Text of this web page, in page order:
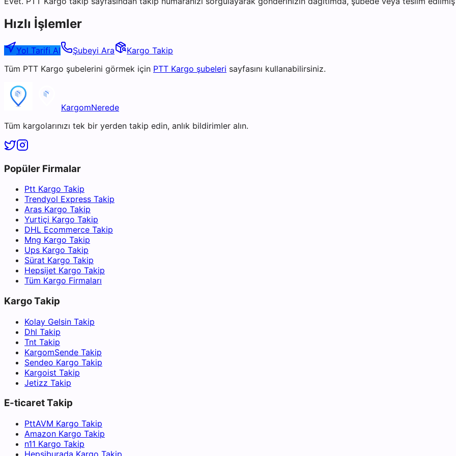
Hızlı İşlemler
Yol Tarifi Al Şubeyi Ara
Kargo Takip
Tüm PTT Kargo şubelerini görmek için PTT Kargo şubeleri sayfasını kullanabilirsiniz.
KargomNerede
Tüm kargolarınızı tek bir yerden takip edin, anlık bildirimler alın.
Popüler Firmalar
Ptt Kargo Takip
Trendyol Express Takip
Aras Kargo Takip
Yurtiçi Kargo Takip
DHL Ecommerce Takip
Mng Kargo Takip
Ups Kargo Takip
Sürat Kargo Takip
Hepsijet Kargo Takip
Tüm Kargo Firmaları
Kargo Takip
Kolay Gelsin Takip
Dhl Takip
Tnt Takip
KargomSende Takip
Sendeo Kargo Takip
Kargoist Takip
Jetizz Takip
E-ticaret Takip
PttAVM Kargo Takip
Amazon Kargo Takip
n11 Kargo Takip